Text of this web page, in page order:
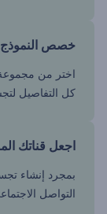
خصص
اختر من
كل التفاصيل
اجعل قناتك
بمجرد إنشاء
التواصل